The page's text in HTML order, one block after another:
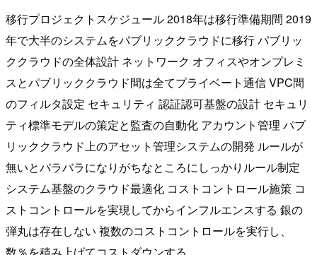
移行プロジェクトスケジュール 2018年は移行準備期間 2019
年で大半のシステムをパブリッククラウドに移行 パブリッ
ククラウドの全体設計 ネットワーク オフィスやオンプレミ
スとパブリッククラウド間は全てプライベート通信 VPC間
のフィルタ設定 セキュリティ 認証認可基盤の設計 セキュリ
ティ標準モデルの策定と監査の自動化 アカウント管理 パブ
リッククラウド上のアセット管理システムの開発 ルールが
無いとバラバラになりがちなところにしっかりルール制定
システム基盤のクラウド最適化 コストコントロール施策 コ
ストコントロールを実現してからインフルエンスする 銀の
弾丸は存在しない 複数のコストコントロールを実行し、